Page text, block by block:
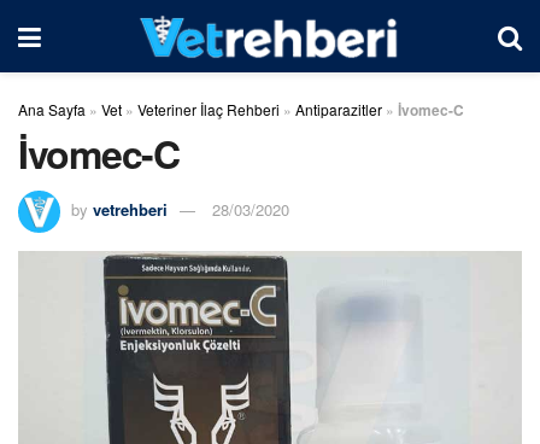
Ana Sayfa » Vet » Veteriner İlaç Rehberi » Antiparazitler » İvomec-C
İvomec-C
by vetrehberi 28/03/2020